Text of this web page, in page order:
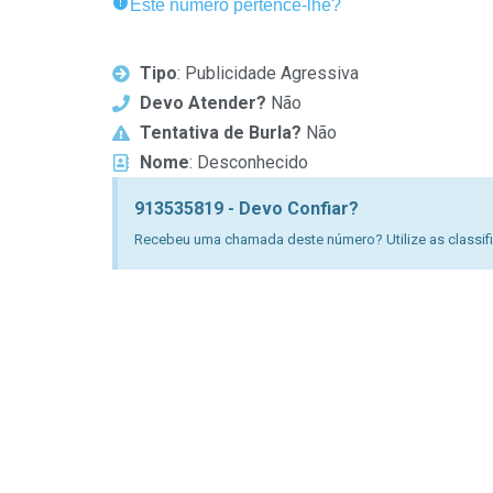
Este número pertence-lhe?
Tipo: Publicidade Agressiva
Devo Atender? Não
Tentativa de Burla? Não
Nome: Desconhecido
913535819 - Devo Confiar?
Recebeu uma chamada deste número? Utilize as